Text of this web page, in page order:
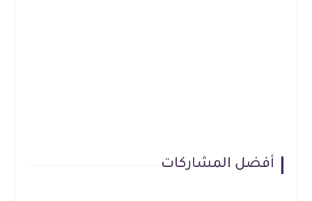
أفضل المشاركات